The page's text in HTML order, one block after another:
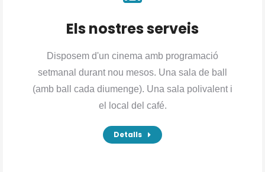
Els nostres serveis
Disposem d'un cinema amb programació
setmanal durant nou mesos. Una sala de ball
(amb ball cada diumenge). Una sala polivalent i
el local del café.
Detalls